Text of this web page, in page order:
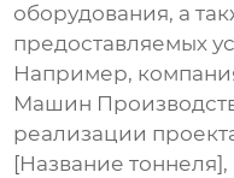
оборудования, а
предоставляемых
Например,
Машин
реализации
[Название